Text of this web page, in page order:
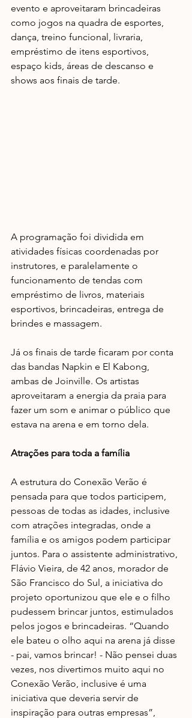
evento e aproveitaram brincadeiras
como jogos na quadra de esportes,
dança, treino funcional, livraria,
empréstimo de itens esportivos,
espaço kids, áreas de descanso e
shows aos finais de tarde.
A programação foi dividida em
atividades físicas coordenadas por
instrutores, e paralelamente o
funcionamento de tendas com
empréstimo de livros, materiais
esportivos, brincadeiras, entrega de
brindes e massagem.
Já os finais de tarde ficaram por conta
das bandas Napkin e El Kabong,
ambas de Joinville. Os artistas
aproveitaram a energia da praia para
fazer um som e animar o público que
estava na arena e em torno dela.
Atrações para toda a família
A estrutura do Conexão Verão é
pensada para que todos participem,
pessoas de todas as idades, inclusive
com atrações integradas, onde a
família e os amigos podem participar
juntos. Para o assistente administrativo,
Flávio Vieira, de 42 anos, morador de
São Francisco do Sul, a iniciativa do
projeto oportunizou que ele e o filho
pudessem brincar juntos, estimulados
pelos jogos e brincadeiras. “Quando
ele bateu o olho aqui na arena já disse
- pai, vamos brincar! - Não pensei duas
vezes, nos divertimos muito aqui no
Conexão Verão, inclusive é uma
iniciativa que deveria servir de
inspiração para outras empresas”,